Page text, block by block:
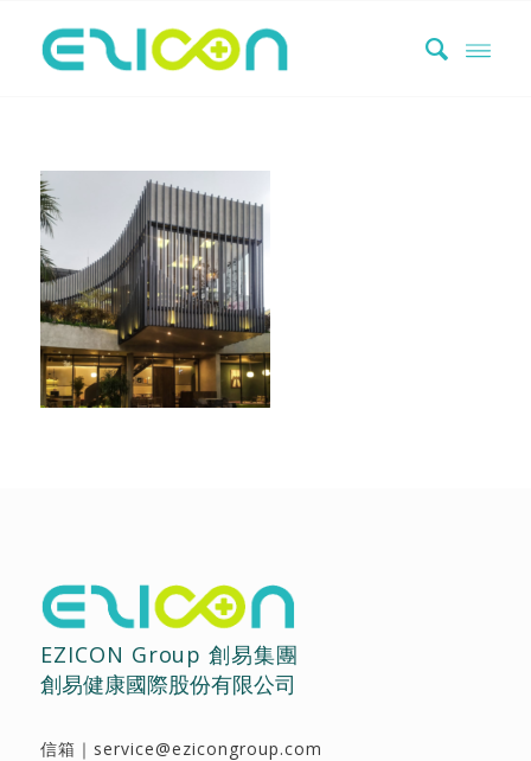
EZICON Group 創易集團
創易健康國際股份有限公司
信箱｜ service@ezicongroup.com